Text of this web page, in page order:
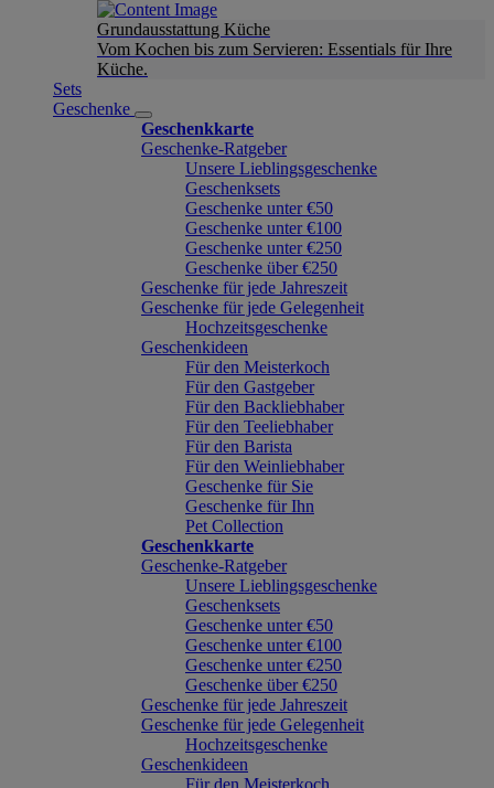
Grundausstattung Küche
Vom Kochen bis zum Servieren: Essentials für Ihre
Küche.
Sets
Geschenke
Geschenkkarte
Geschenke-Ratgeber
Unsere Lieblingsgeschenke
Geschenksets
Geschenke unter €50
Geschenke unter €100
Geschenke unter €250
Geschenke über €250
Geschenke für jede Jahreszeit
Geschenke für jede Gelegenheit
Hochzeitsgeschenke
Geschenkideen
Für den Meisterkoch
Für den Gastgeber
Für den Backliebhaber
Für den Teeliebhaber
Für den Barista
Für den Weinliebhaber
Geschenke für Sie
Geschenke für Ihn
Pet Collection
Geschenkkarte
Geschenke-Ratgeber
Unsere Lieblingsgeschenke
Geschenksets
Geschenke unter €50
Geschenke unter €100
Geschenke unter €250
Geschenke über €250
Geschenke für jede Jahreszeit
Geschenke für jede Gelegenheit
Hochzeitsgeschenke
Geschenkideen
Für den Meisterkoch